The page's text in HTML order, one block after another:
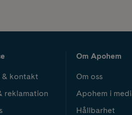
& kontakt
reklamation
Om Apohem
Om oss
Apohem i
Hållbarhet